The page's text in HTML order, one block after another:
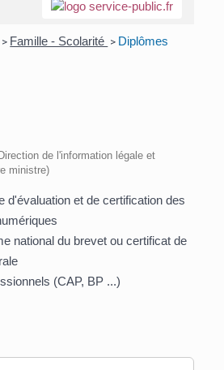
> Famille - Scolarité > Diplômes
de l'information légale et
ministre)
d'évaluation et de certification des
national du brevet ou certificat de
(CAP, BP ...)